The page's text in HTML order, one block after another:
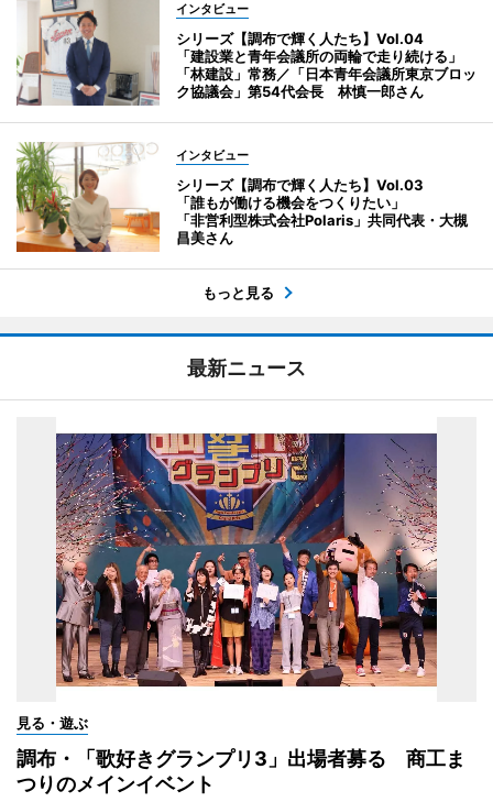
インタビュー
シリーズ【調布で輝く人たち】Vol.04
「建設業と青年会議所の両輪で走り続ける」
「林建設」常務／「日本青年会議所東京ブロッ
ク協議会」第54代会長 林慎一郎さん
インタビュー
シリーズ【調布で輝く人たち】Vol.03
「誰もが働ける機会をつくりたい」
「非営利型株式会社Polaris」共同代表・大槻
昌美さん
もっと見る
最新ニュース
見る・遊ぶ
調布・「歌好きグランプリ3」出場者募る 商工ま
つりのメインイベント